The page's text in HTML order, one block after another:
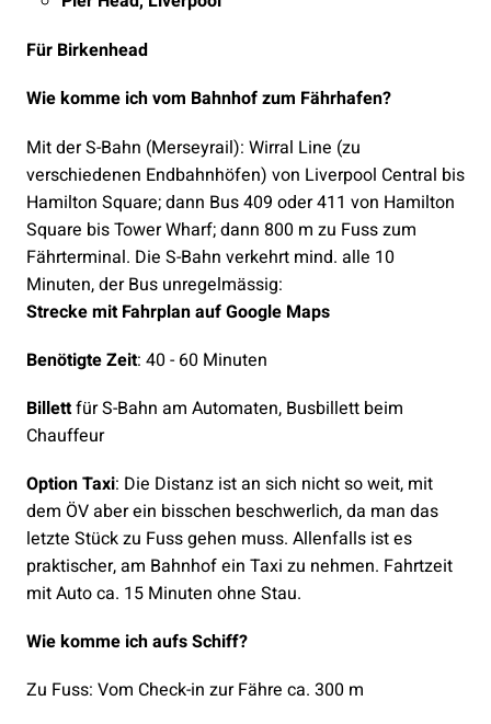
Für Birkenhead
Wie komme ich vom Bahnhof zum Fährhafen?
Mit der S-Bahn (Merseyrail): Wirral Line (zu
verschiedenen Endbahnhöfen) von Liverpool Central bis
Hamilton Square; dann Bus 409 oder 411 von Hamilton
Square bis Tower Wharf; dann 800 m zu Fuss zum
Fährterminal. Die S-Bahn verkehrt mind. alle 10
Minuten, der Bus unregelmässig:
Strecke mit Fahrplan auf Google Maps
Benötigte Zeit: 40 - 60 Minuten
Billettfür S-Bahn am Automaten, Busbillett beim
Chauffeur
Option Taxi: Die Distanz ist an sich nicht so weit, mit
dem ÖV aber ein bisschen beschwerlich, da man das
letzte Stück zu Fuss gehen muss. Allenfalls ist es
praktischer, am Bahnhof ein Taxi zu nehmen. Fahrtzeit
mit Auto ca. 15 Minuten ohne Stau.
Wie komme ich aufs Schiff?
Zu Fuss: Vom Check-in zur Fähre ca. 300 m